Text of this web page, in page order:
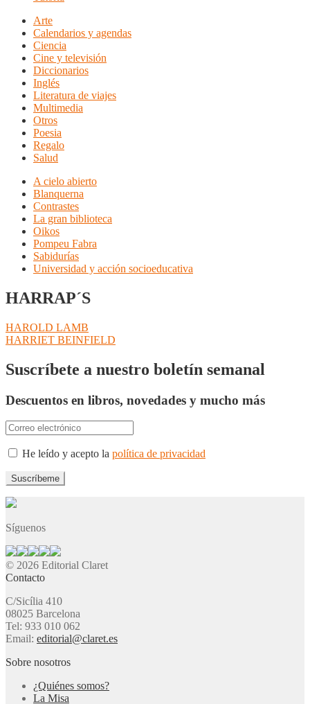
Arte
Calendarios y agendas
Ciencia
Cine y televisión
Diccionarios
Inglés
Literatura de viajes
Multimedia
Otros
Poesia
Regalo
Salud
A cielo abierto
Blanquerna
Contrastes
La gran biblioteca
Oikos
Pompeu Fabra
Sabidurías
Universidad y acción socioeducativa
HARRAP´S
Navegación
de
entradas
Anterior:
HAROLD LAMB
Siguiente:
HARRIET BEINFIELD
Suscríbete a nuestro boletín semanal
Descuentos en libros, novedades y mucho más
He leído y acepto la política de privacidad
Síguenos
© 2026 Editorial Claret
Contacto
C/Sicília 410
08025 Barcelona
Tel: 933 010 062
Email: editorial@claret.es
Sobre nosotros
¿Quiénes somos?
La Misa